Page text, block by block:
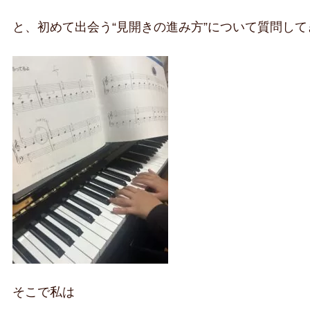
と、初めて出会う“見開きの進み方”について質問し
そこで私は